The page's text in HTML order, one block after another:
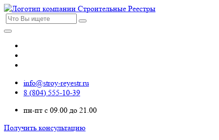
info@stroy-reyestr.ru
8 (804) 555-10-39
пн-пт с 09.00 до 21.00
Получить консультацию